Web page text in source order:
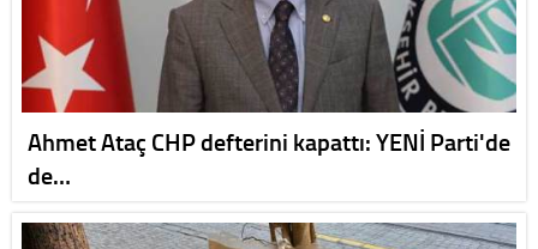
Ahmet Ataç CHP defterini kapattı: YENİ Parti'de
de…